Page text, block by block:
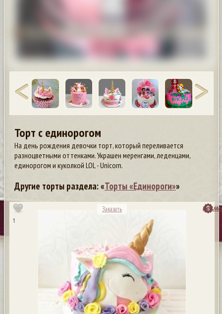
Торт с единорогом
На день рождения девочки торт, который переливается
разноцветными оттенками. Украшен меренгами, леденцами,
единорогом и куколкой LOL - Unicorn.
Другие торты раздела: «Торты «Единороги»»
1
Заказать